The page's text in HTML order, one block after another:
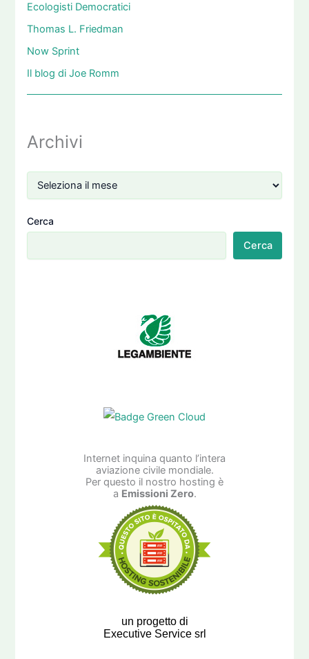
Ecologisti Democratici
Thomas L. Friedman
Now Sprint
Il blog di Joe Romm
Archivi
Cerca
Cerca
Internet inquina quanto l’intera
aviazione civile mondiale.
Per questo il nostro hosting è
a Emissioni Zero.
un progetto di
Executive Service srl